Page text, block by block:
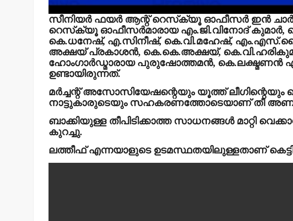
സീനിയര്‍ ഫയര്‍ ആന്റ് റെസ്‌ക്യൂ ഓഫീസര്‍ ഇന്‍ ചാര്‍ജ്
റെസ്‌ക്യൂ ഓഫീസര്‍മാരായ എം.ജി.വിനോദ് കുമാര്‍,
കെ.ധനേഷ്, എ.സിനീഷ്, കെ.വി.മഹേഷ്,
അക്ഷയ് പ്രകാശന്‍, കെ.കെ.അക്ഷയ്,
ഹോംഗാര്‍ഡ്മാരായ പുരുഷോത്തമന്‍, കെ.ലക്ഷ്മണന്‍
ഉണ്ടായിരുന്നത്.
മര്‍ച്ചന്റ് അസോസിയേഷന്റെയും യൂത്ത് ലീഗിന്റെയും
നാട്ടുകാരുടെയും സഹകരണത്തോടെയാണ് തീ
ബാക്കിയുള്ള തീപിടിക്കാത്ത സാധനങ്ങള്‍ മാറ്റി
കുറച്ചു.
ലത്തീഫ് എന്നയാളുടെ ഉടമസ്ഥതയിലുള്ളതാണ്